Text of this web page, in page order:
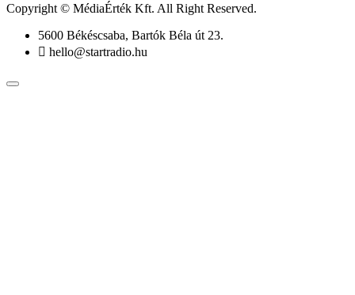
Copyright © MédiaÉrték Kft. All Right Reserved.
5600 Békéscsaba, Bartók Béla út 23.
hello@startradio.hu